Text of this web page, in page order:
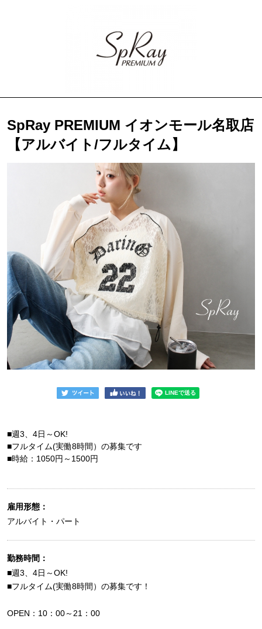
SpRay PREMIUM イオンモール名取店
【アルバイト/フルタイム】
■週3、4日～OK!
■フルタイム(実働8時間）の募集です
■時給：1050円～1500円
雇用形態：
アルバイト・パート
勤務時間：
■週3、4日～OK!
■フルタイム(実働8時間）の募集です！
OPEN：10：00～21：00